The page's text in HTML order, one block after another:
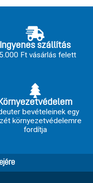
Ingyenes szállítás
Ft vásárlás felett
bevételeinek egy
környezetvédelemre
fordítja